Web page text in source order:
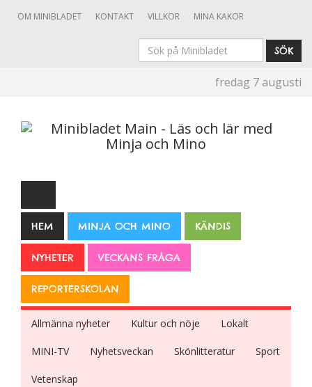
OM MINIBLADET KONTAKT VILLKOR MINA KAKOR
Sök
SÖK
fredag 7 augusti
HEM MINJA OCH MINO KÄNDIS
NYHETER VECKANS FRÅGA
REPORTERSKOLAN
Allmänna nyheter Kultur och nöje Lokalt
MINI-TV Nyhetsveckan Skönlitteratur Sport
Vetenskap